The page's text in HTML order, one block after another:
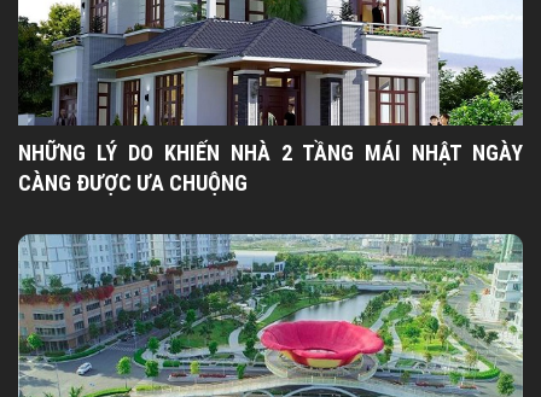
NHỮNG LÝ DO KHIẾN NHÀ 2 TẦNG MÁI NHẬT NGÀY
CÀNG ĐƯỢC ƯA CHUỘNG